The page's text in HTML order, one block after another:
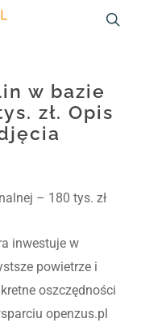
w bazie
zł. Opis
– 180 tys. zł
inwestuje w
powietrze i
oszczędności
openzus.pl